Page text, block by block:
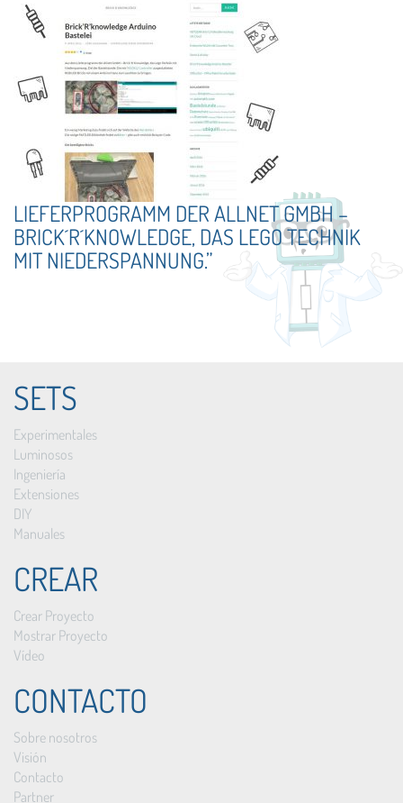
LIEFERPROGRAMM DER ALLNET GMBH –
BRICK´R´KNOWLEDGE, DAS LEGO TECHNIK
MIT NIEDERSPANNUNG.”
SETS
Experimentales
Luminosos
Ingeniería
Extensiones
DIY
Manuales
CREAR
Crear Proyecto
Mostrar Proyecto
Vídeo
CONTACTO
Sobre nosotros
Visión
Contacto
Partner